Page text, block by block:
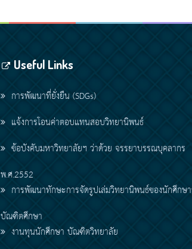
Useful Links
การพัฒนาที่ยั่งยืน (SDGs)
แจ้งการโอนค่าตอบแทนสอบวิทยานิพนธ์
ข้อบังคับมหาวิทยาลัยฯ ว่าด้วย จรรยาบรรณบุคลากร
พ.ศ.2552
การพัฒนาทักษะการจัดรูปเล่มวิทยานิพนธ์ของนักศึกษ
บัณฑิตศึกษา
งานทุนนักศึกษา บัณฑิตวิทยาลัย